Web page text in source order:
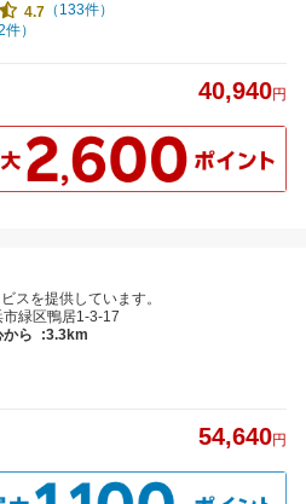
4.7 （133件）
）
40,940円
スを提供しています。
緑区鴨居1-3-17
から
:3.3km
54,640円